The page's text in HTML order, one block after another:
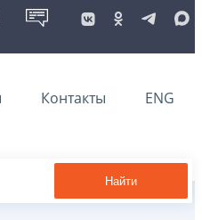
Контакты ENG
Найти